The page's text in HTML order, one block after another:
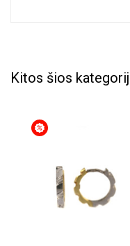
Kitos šios